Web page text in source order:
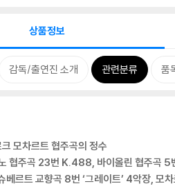
상품정보
감독/출연진 소개 관련분류 품
모차르트 협주곡의 정수
협주곡 23번 K.488, 바이올린 협주곡
베르트 교향곡 8번 ‘그레이트’ 4악장,